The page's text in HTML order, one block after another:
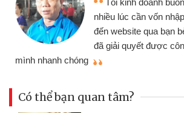
nhiều lúc cần vốn
đến website qua bạn
đã giải quyết được
mình nhanh chóng
Có thể bạn quan tâm?